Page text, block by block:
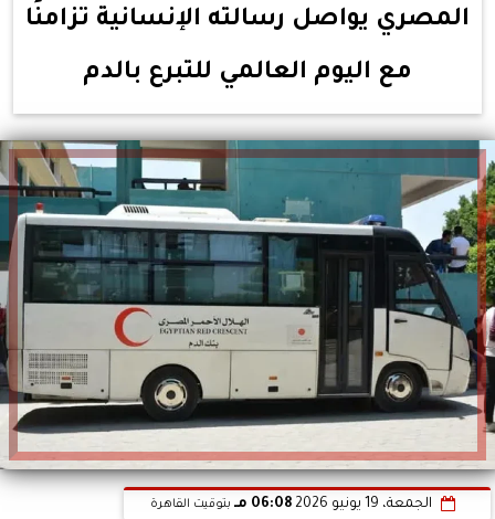
المصري يواصل رسالته الإنسانية تزامنًا
مع اليوم العالمي للتبرع بالدم
الجمعة، 19 يونيو 2026 06:08 مـ بتوقيت القاهرة